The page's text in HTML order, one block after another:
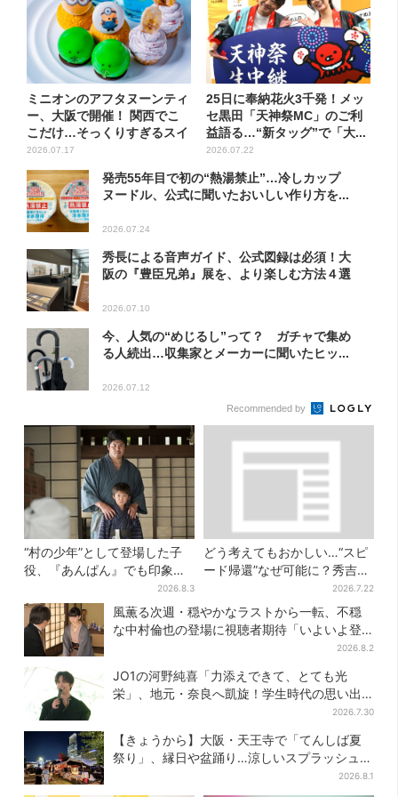
ミニオンのアフタヌーンティ
ー、大阪で開催！ 関西でこ
こだけ…そっくりすぎるスイ
ー...
2026.07.17
25日に奉納花火3千発！メッ
セ黒田「天神祭MC」のご利
益語る…“新タッグ”で「大...
2026.07.22
発売55年目で初の“熱湯禁止”…冷しカップ
ヌードル、公式に聞いたおいしい作り方を...
2026.07.24
秀長による音声ガイド、公式図録は必須！大
阪の『豊臣兄弟』展を、より楽しむ方法４選
2026.07.10
今、人気の“めじるし”って？ ガチャで集め
る人続出…収集家とメーカーに聞いたヒッ...
2026.07.12
Recommended by
“村の少年”として登場した子
役、『あんぱん』でも印象的
だった…視聴者驚き「どうり
で演技上手だと」
2026.8.3
どう考えてもおかしい…“スピ
ード帰還”なぜ可能に？秀吉が
噂した、3人目の謀反人【豊臣
兄弟】
2026.7.22
風薫る次週・穏やかなラストから一転、不穏
な中村倫也の登場に視聴者期待「いよいよ登
2026.8.2
JO1の河野純喜「力添えできて、とても光
栄」、地元・奈良へ凱旋！学生時代の思い出
2026.7.30
【きょうから】大阪・天王寺で「てんしば夏
祭り」、縁日や盆踊り…涼しいスプラッシュタ
2026.8.1